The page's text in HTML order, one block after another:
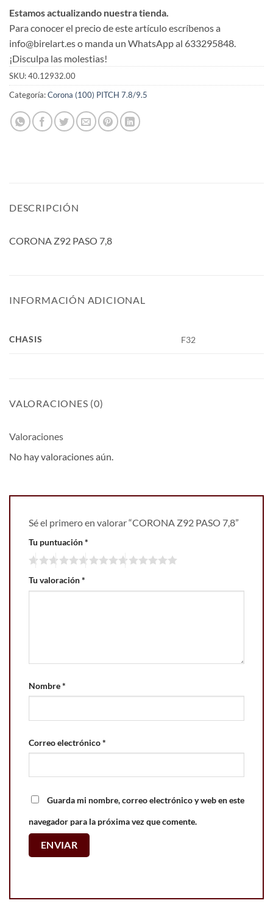
Estamos actualizando nuestra tienda.
Para conocer el precio de este artículo escríbenos a
info@birelart.es o manda un WhatsApp al 633295848.
¡Disculpa las molestias!
SKU:40.12932.00
Categoría:Corona (100) PITCH 7.8/9.5
DESCRIPCIÓN
CORONA Z92 PASO 7,8
INFORMACIÓN ADICIONAL
CHASIS F32
VALORACIONES (0)
Valoraciones
No hay valoraciones aún.
Sé el primero en valorar “CORONA Z92 PASO 7,8”
Tu puntuación*
Tu valoración*
Nombre*
Correo electrónico*
Guarda mi nombre, correo electrónico y web en este
navegador para la próxima vez que comente.